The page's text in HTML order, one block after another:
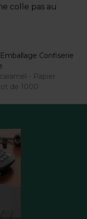
colle pas au
Emballage Confiserie
- Papier
de 1000